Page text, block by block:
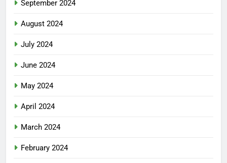
September 2024
August 2024
July 2024
June 2024
May 2024
April 2024
March 2024
February 2024